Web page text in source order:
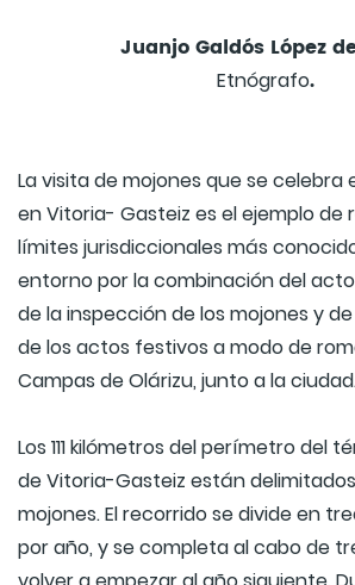
Juanjo Galdós López
Etnógrafo.
La visita de mojones que se celebra
en Vitoria- Gasteiz es el ejemplo de
límites jurisdiccionales más
entorno por la combinación del
de la inspección de los mojones y
de los actos festivos a modo de
Campas de Olárizu, junto a la
Los 111 kilómetros del perímetro del
de Vitoria-Gasteiz están
mojones. El recorrido se divide en
por año, y se completa al cabo de